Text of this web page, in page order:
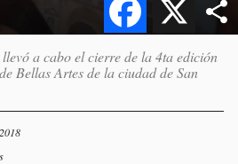
a cabo el cierre de la 4ta edición
Bellas Artes de la ciudad de San